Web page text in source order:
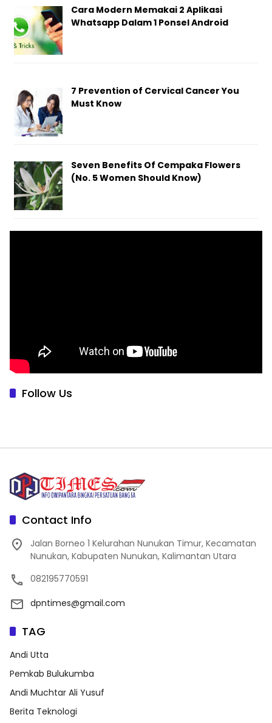
Cara Modern Memakai 2 Aplikasi
Whatsapp Dalam 1 Ponsel Android
7 Prevention of Cervical Cancer You
Must Know
Seven Benefits Of Cempaka Flowers
(No. 5 Women Should Know)
Follow Us
Contact Info
Jalan Borneo 1 Kelurahan Nunukan Timur, Kecamatan
Nunukan, Kabupaten Nunukan, Kalimantan Utara
082195770591
dpntimes@gmail.com
TAG
Andi Utta
Pemkab Bulukumba
Andi Muchtar Ali Yusuf
Berita Teknologi